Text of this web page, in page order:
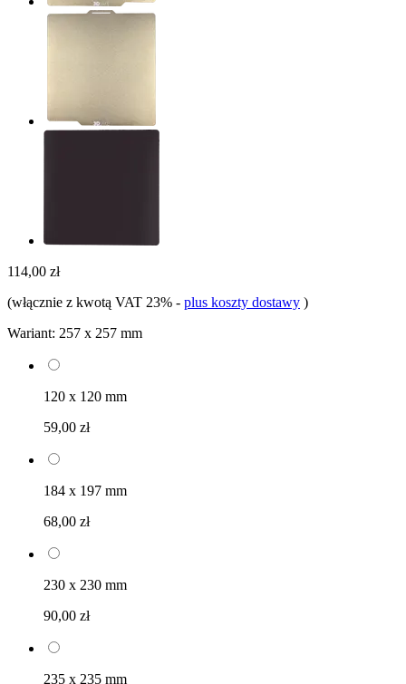
114,00 zł
(włącznie z kwotą VAT 23% - plus koszty dostawy )
Wariant: 257 x 257 mm
120 x 120 mm
59,00 zł
184 x 197 mm
68,00 zł
230 x 230 mm
90,00 zł
235 x 235 mm